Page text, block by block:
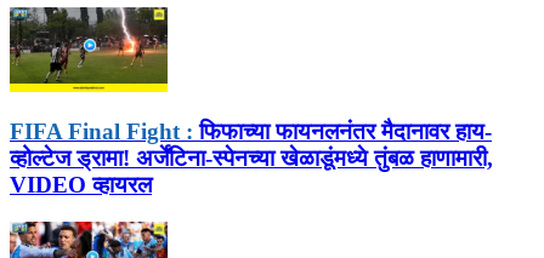
FIFA Final Fight : फिफाच्या फायनलनंतर मैदानावर हाय-
व्होल्टेज ड्रामा! अर्जेंटिना-स्पेनच्या खेळाडूंमध्ये तुंबळ हाणामारी,
VIDEO व्हायरल